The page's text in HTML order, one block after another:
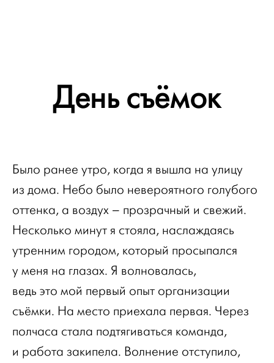
День съёмок
Было ранее утро, когда я вышла на улицу
из дома. Небо было невероятного голубого
оттенка, а воздух – прозрачный и свежий.
Несколько минут я стояла, наслаждаясь
утренним городом, который просыпался
у меня на глазах. Я волновалась,
ведь это мой первый опыт организации
съёмки. На место приехала первая. Через
полчаса стала подтягиваться команда,
и работа закипела. Волнение отступило,